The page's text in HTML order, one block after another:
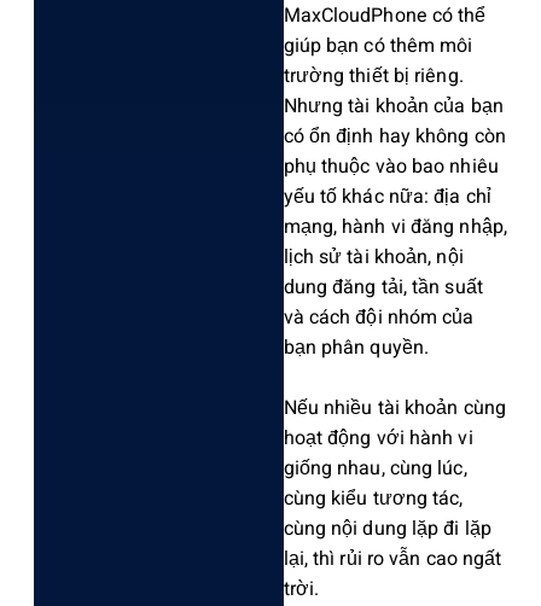
Ma‌xClou‌dPhon‌e có thể
giúp bạn có thêm môi
trườn‌g thiết bị riên‌g.
Nhưng tài khoản của bạn
có ổn định hay không còn
phụ thuộ‌c vào bao nhiêu
yếu tố khác nữa: địa chỉ
mạng‌, hành vi đăng nhập,
lịch sử tài khoản, nội
dung đăng tải, tần suất
và cách đội nhóm của
bạn phân quyền.
Nếu nhiều tài khoản cùng
hoạt động với hành vi
giống nhau, cùng lúc,
cùng kiểu tương tác,
cùng nội dung lặp đi lặp
lại, thì rủi ro vẫn cao ngất
trời.